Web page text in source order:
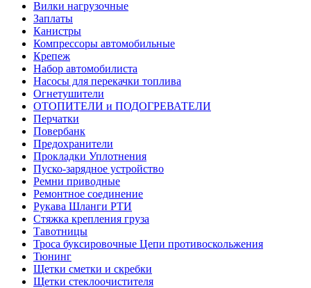
Вилки нагрузочные
Заплаты
Канистры
Компрессоры автомобильные
Крепеж
Набор автомобилиста
Насосы для перекачки топлива
Огнетушители
ОТОПИТЕЛИ и ПОДОГРЕВАТЕЛИ
Перчатки
Повербанк
Предохранители
Прокладки Уплотнения
Пуско-зарядное устройство
Ремни приводные
Ремонтное соединение
Рукава Шланги РТИ
Стяжка крепления груза
Тавотницы
Троса буксировочные Цепи противоскольжения
Тюнинг
Щетки сметки и скребки
Щетки стеклоочистителя